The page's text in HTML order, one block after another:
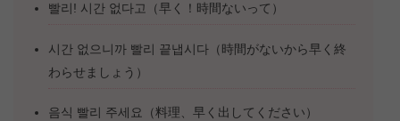
빨리! 시간 없다고（早く！時間ないって）
시간 없으니까 빨리 끝냅시다（時間がないから早く終
わらせましょう）
음식 빨리 주세요（料理、早く出してください）